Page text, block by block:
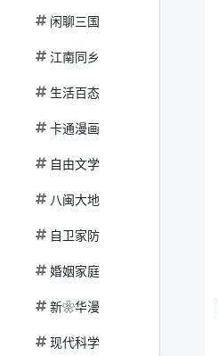
闲聊三国
江南同乡
生活百态
卡通漫画
自由文学
八闽大地
自卫家防
婚姻家庭
新❀华漫
现代科学